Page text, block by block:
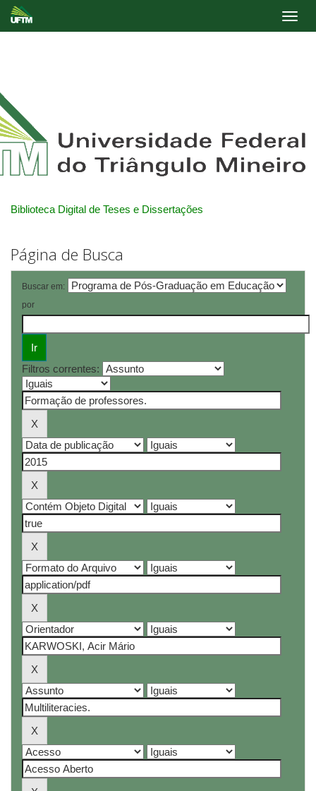
Biblioteca Digital de Teses e Dissertações
Página de Busca
Buscar em:
por
Filtros correntes: